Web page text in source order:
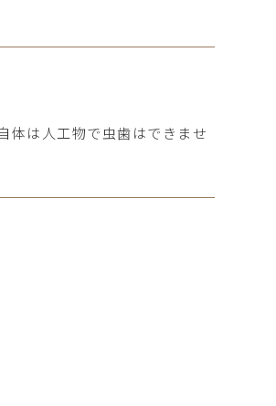
体は人工物で虫歯はできませ